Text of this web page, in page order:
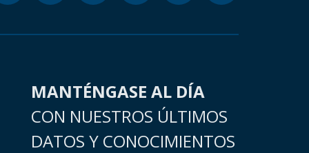
MANTÉNGASE AL DÍA
CON NUESTROS ÚLTIMOS
DATOS Y CONOCIMIENTOS